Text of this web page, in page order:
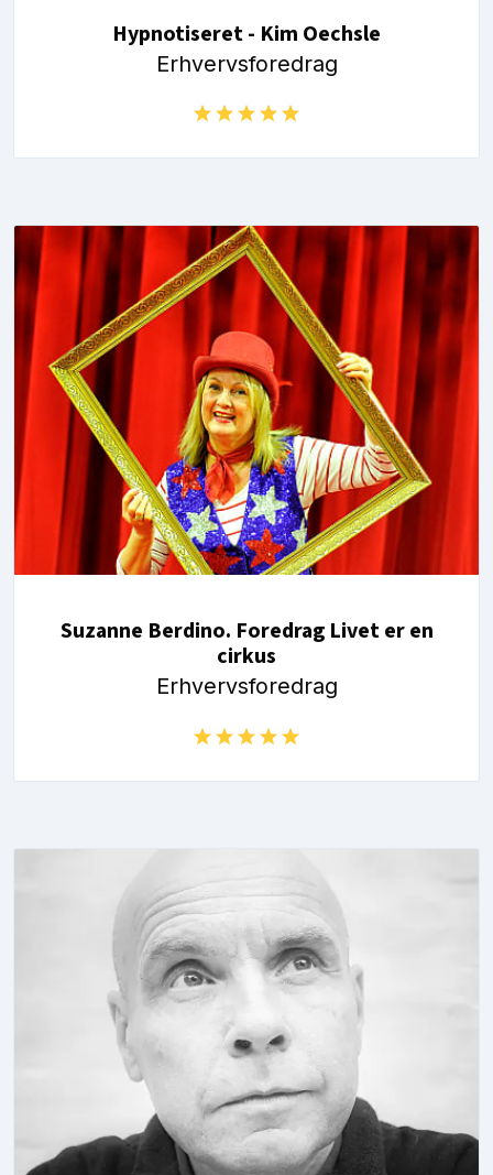
Hypnotiseret - Kim Oechsle
Erhvervsforedrag
Suzanne Berdino. Foredrag Livet er en
cirkus
Erhvervsforedrag